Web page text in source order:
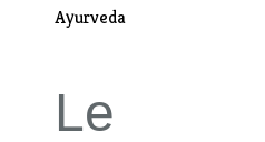
Ayurveda
Le